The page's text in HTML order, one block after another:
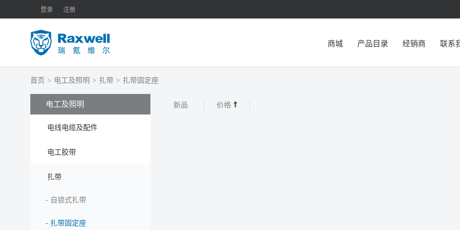
登录 注册
商城 产品目录 经销商 联系
首页 > 电工及照明 > 扎带 > 扎带固定座
电工及照明
电线电缆及配件
电工胶带
扎带
- 自锁式扎带
- 扎带固定座
新品 价格